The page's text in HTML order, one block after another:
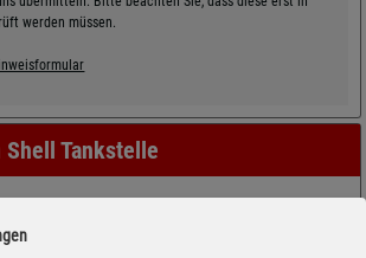
werden müssen.
Tankstelle